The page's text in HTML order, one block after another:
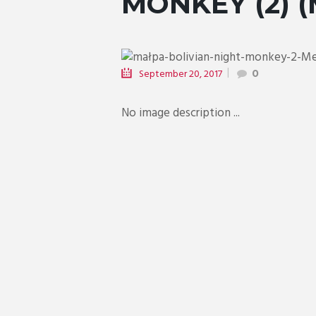
September 20, 2017 0
No image description ...